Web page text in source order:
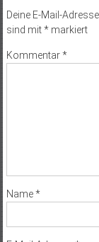
Deine E-Mail-
sind mit*markiert
Kommentar*
Name*